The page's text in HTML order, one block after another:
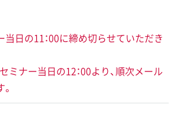
日の11：00に締め切らせていただき
ミナー当日の12：00より、順次メール